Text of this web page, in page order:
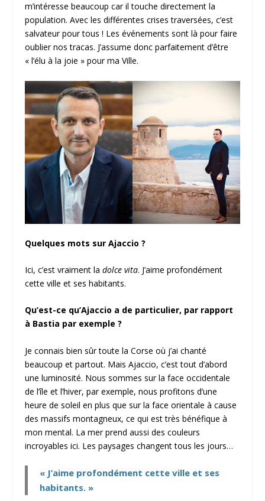
m’intéresse beaucoup car il touche directement la
population. Avec les différentes crises traversées, c’est
salvateur pour tous ! Les événements sont là pour faire
oublier nos tracas. J’assume donc parfaitement d’être
« l’élu à la joie » pour ma Ville.
Quelques mots sur Ajaccio ?
Ici, c’est vraiment ladolce vita. J’aime profondément
cette ville et ses habitants.
Qu’est-ce qu’Ajaccio a de particulier, par rapport
à Bastia par exemple ?
Je connais bien sûr toute la Corse où j’ai chanté
beaucoup et partout. Mais Ajaccio, c’est tout d’abord
une luminosité. Nous sommes sur la face occidentale
de l’île et l’hiver, par exemple, nous profitons d’une
heure de soleil en plus que sur la face orientale à cause
des massifs montagneux, ce qui est très bénéfique à
mon mental. La mer prend aussi des couleurs
incroyables ici. Les paysages changent tous les jours…
« J’aime profondément cette ville et ses
habitants. »